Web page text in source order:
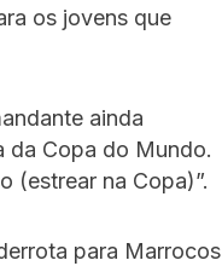
os jovens que
ainda
da Copa do Mundo.
(estrear na Copa)”.
para Marrocos